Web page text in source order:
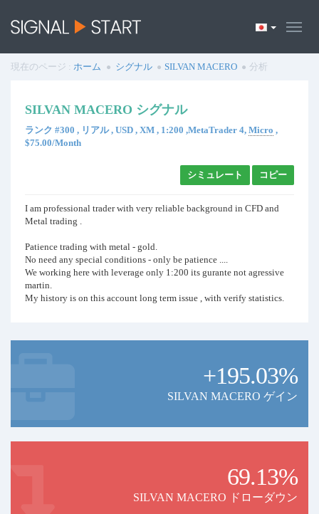
現在のページ : ホーム シグナル SILVAN MACERO 分析
SILVAN MACERO シグナル
ランク #300 , リアル , USD , XM , 1:200 ,MetaTrader 4, Micro ,
$75.00/Month
シミュレート コピー
I am professional trader with very reliable background in CFD and
Metal trading .
Patience trading with metal - gold.
No need any special conditions - only be patience ....
We working here with leverage only 1:200 its gurante not agressive
martin.
My history is on this account long term issue , with verify statistics.
+195.03%
SILVAN MACERO ゲイン
69.13%
SILVAN MACERO ドローダウン